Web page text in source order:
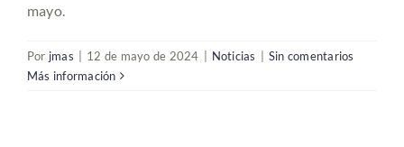
mayo.
Por jmas | 12 de mayo de 2024 | Noticias | Sin comentarios
Más información